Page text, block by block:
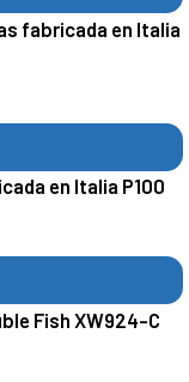
fabricada en Italia
en Italia P100
Fish XW924-C